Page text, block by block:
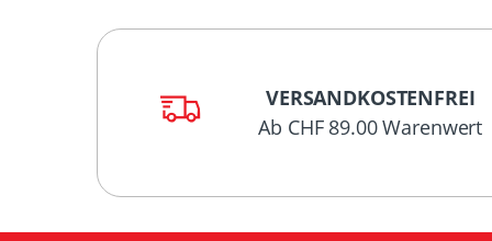
VERSANDKOSTENFREI
Ab CHF 89.00 Warenwert